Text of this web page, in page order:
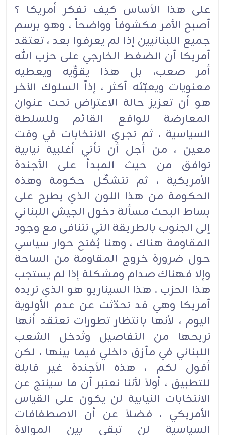
على هذا الأساس كيف تفكر أمريكا ؟
أصبح الأمر مكشوفاً وواضحاً ، وهو برسم
جميع اللبنانيين إذا لم يعرفوا بعد ، تعتقد
أمريكا أن الضغط الخارجي على حزب الله
أمر صعب، بل هذا يقوِّيه ويعطيه
معنويات ويعبّئه أكثر ، إذاً السلوك الآخر
هو أن تعزيز حالة الاعتراض تحت عنوان
المعارضة للواقع القائم وللسلطة
السياسية ، ثم تجري الانتخابات في وقت
معين ، من أجل أن تأتي أغلبية نيابية
توافق من حيث المبدأ على الأجندة
الأمريكية ، ثم تتشكّل حكومة وهذه
الحكومة من هذا اللون الذي يطرح على
بساط البحث مسألة دخول الجيش اللبناني
إلى الجنوب بالطريقة التي تتنافى مع وجود
المقاومة هناك ، وهنا يُفتح حوار سياسي
حول ضرورة خروج المقاومة من الساحة
وإلا فهناك صدام ومشكلة إذا لم يستجب
هذا الحزب . هذا السيناريو هو الذي تريده
أمريكا وهي قد تحدّثت عن عدم الأولوية
اليوم ، لأنها بانتظار تطورات تعتقد أنها
تريحها من التفاصيل وتُدخل الشعب
اللبناني في مأزق داخلي فيما بينها ، لكن
أقول لكم ، هذه الأجندة غير قابلة
للتطبيق ، أولاً لأننا نعتبر أن ما سينتج عن
الانتخابات النيابية لن يكون على القياس
الأمريكي ، فضلاً عن أن الاصطفافات
السياسية لن تبقى بين الموالاة